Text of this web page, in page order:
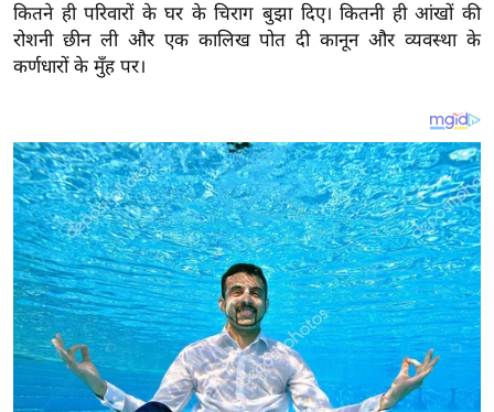
I
P
L
2
6
क्रा
इ
म
ई
-
पे
प
कितने ही परिवारों के घर के चिराग बुझा दिए। कितनी ही आंखों की
रोशनी छीन ली और एक कालिख पोत दी कानून और व्यवस्था के
कर्णधारों के मुँह पर।